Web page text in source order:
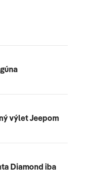
výlet Jeepom
Diamond iba